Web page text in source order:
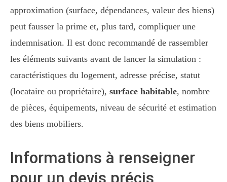
approximation (surface, dépendances, valeur des biens)
peut fausser la prime et, plus tard, compliquer une
indemnisation. Il est donc recommandé de rassembler
les éléments suivants avant de lancer la simulation :
caractéristiques du logement, adresse précise, statut
(locataire ou propriétaire), surface habitable, nombre
de pièces, équipements, niveau de sécurité et estimation
des biens mobiliers.
Informations à renseigner
pour un devis précis